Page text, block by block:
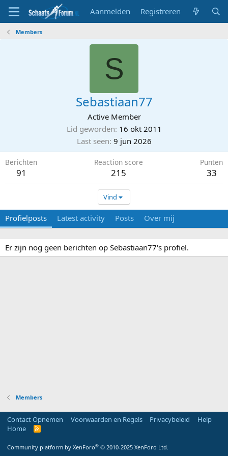
Aanmelden Registreren
Members
S
Sebastiaan77
Active Member
Lid geworden 16 okt 2011
Last seen 9 jun 2026
Berichten
91
Reaction score
215
Punten
33
Vind
Profielposts Latest activity Posts Over mij
Er zijn nog geen berichten op Sebastiaan77's profiel.
Members
Contact Opnemen Voorwaarden en Regels Privacybeleid
Help
Home
R
Community platform by XenForo® © 2010-2025 XenForo Ltd.